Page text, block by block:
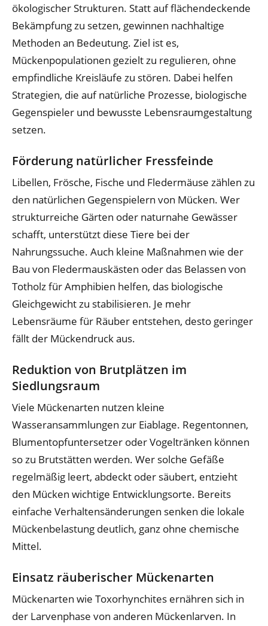
ökologischer Strukturen. Statt auf flächendeckende
Bekämpfung zu setzen, gewinnen nachhaltige
Methoden an Bedeutung. Ziel ist es,
Mückenpopulationen gezielt zu regulieren, ohne
empfindliche Kreisläufe zu stören. Dabei helfen
Strategien, die auf natürliche Prozesse, biologische
Gegenspieler und bewusste Lebensraumgestaltung
setzen.
Förderung natürlicher Fressfeinde
Libellen, Frösche, Fische und Fledermäuse zählen zu
den natürlichen Gegenspielern von Mücken. Wer
strukturreiche Gärten oder naturnahe Gewässer
schafft, unterstützt diese Tiere bei der
Nahrungssuche. Auch kleine Maßnahmen wie der
Bau von Fledermauskästen oder das Belassen von
Totholz für Amphibien helfen, das biologische
Gleichgewicht zu stabilisieren. Je mehr
Lebensräume für Räuber entstehen, desto geringer
fällt der Mückendruck aus.
Reduktion von Brutplätzen im
Siedlungsraum
Viele Mückenarten nutzen kleine
Wasseransammlungen zur Eiablage. Regentonnen,
Blumentopfuntersetzer oder Vogeltränken können
so zu Brutstätten werden. Wer solche Gefäße
regelmäßig leert, abdeckt oder säubert, entzieht
den Mücken wichtige Entwicklungsorte. Bereits
einfache Verhaltensänderungen senken die lokale
Mückenbelastung deutlich, ganz ohne chemische
Mittel.
Einsatz räuberischer Mückenarten
Mückenarten wie Toxorhynchites ernähren sich in
der Larvenphase von anderen Mückenlarven. In